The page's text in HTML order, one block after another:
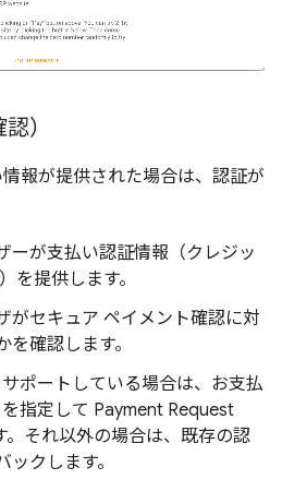
）
報が提供された場合は、認証が
ーが支払い認証情報（クレジッ
を提供します。
がセキュア ペイメント確認に対
確認します。
ポートしている場合は、お支払
指定して Payment Request
。それ以外の場合は、既存の認
クします。